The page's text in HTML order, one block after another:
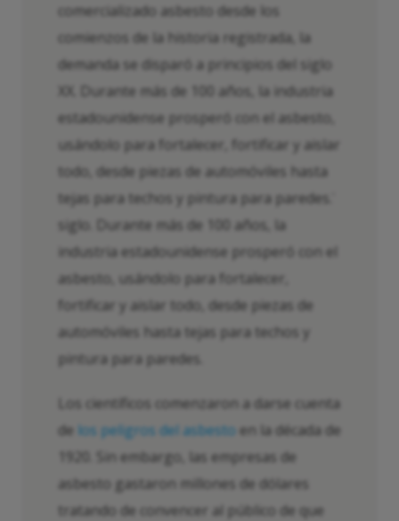
comercializado asbesto desde los
comienzos de la historia registrada, la
demanda se disparó a principios del siglo
XX. Durante más de 100 años, la industria
estadounidense prosperó con el asbesto,
usándolo para fortalecer, fortificar y aislar
todo, desde piezas de automóviles hasta
tejas para techos y pintura para paredes.
siglo. Durante más de 100 años, la
industria estadounidense prosperó con el
asbesto, usándolo para fortalecer,
fortificar y aislar todo, desde piezas de
automóviles hasta tejas para techos y
pintura para paredes.
Los científicos comenzaron a darse cuenta
de los peligros del asbesto en la década de
1920. Sin embargo, las empresas de
asbesto gastaron millones de dólares
tratando de convencer al público de que